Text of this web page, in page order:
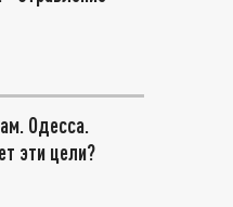
Одесса.
эти цели?